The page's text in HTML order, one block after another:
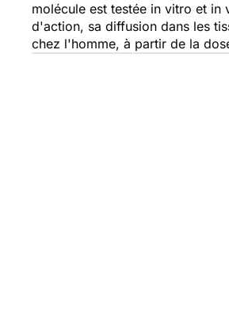
molécule est testée in vitro et in
d'action, sa diffusion dans les
chez l'homme, à partir de la